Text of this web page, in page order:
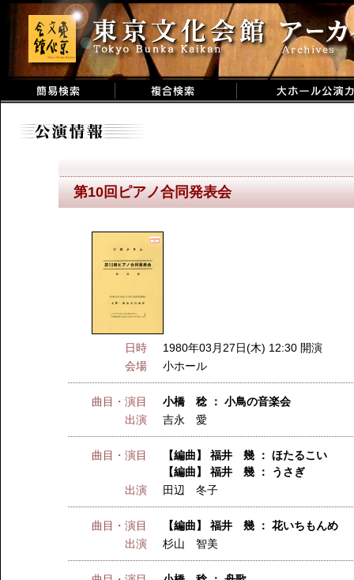
第10回ピアノ合同発表会
日時
1980年03月27日(木) 12:30 開演
会場
小ホール
曲目・演目
小橋 稔 ： 小鳥の音楽会
出演
吉永 愛
曲目・演目
【編曲】 福井 幾 ： ほたるこい
【編曲】 福井 幾 ： うさぎ
出演
田辺 冬子
曲目・演目
【編曲】 福井 幾 ： 花いちもんめ
出演
杉山 智美